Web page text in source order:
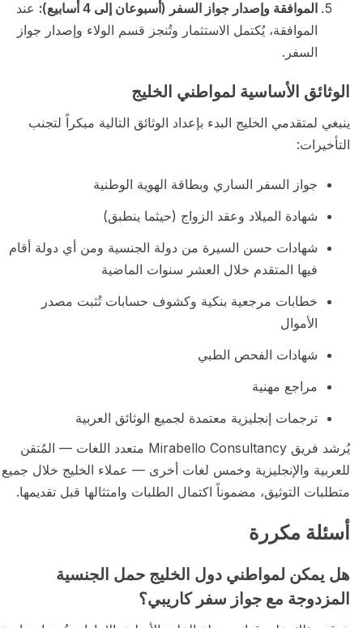
الموافقة وإصدار جواز السفر (أسبوعان إلى 4 أسابيع):
عند
الموافقة، يُكتمل الاستثمار وتُنجز قسم الولاء وإصدار جواز
السفر.
الوثائق الأساسية لمواطني الخليج
ينبغي لمتقدمي الخليج البدء بإعداد الوثائق التالية مبكراً لتجنب
التأخيرات:
جواز السفر الساري وبطاقة الهوية الوطنية
شهادة الميلاد وعقد الزواج (حيثما ينطبق)
شهادات حسن السيرة من دولة الجنسية ومن أي دولة أقام
فيها المتقدم خلال العشر سنوات الماضية
خطابات مرجعية بنكية وكشوف حسابات تُثبت مصدر
الأموال
شهادات الفحص الطبي
مراجع مهنية
ترجمات إنجليزية معتمدة لجميع الوثائق العربية
يُرشد فريق Mirabello Consultancy متعدد اللغات — المُتقن
للعربية والإنجليزية وخمس لغات أخرى — عملاء الخليج خلال جميع
متطلبات التوثيق، مضموناً اكتمال الطلبات وامتثالها قبل تقديمها.
أسئلة مكررة
هل يمكن لمواطني دول الخليج حمل الجنسية
المزدوجة مع جواز سفر كاريبي؟